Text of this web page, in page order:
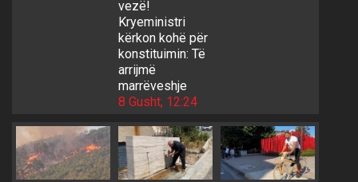
vezë!
Kryeministri
kërkon kohë për
konstituimin: Të
arrijmë
marrëveshje
8 Gusht, 12:24